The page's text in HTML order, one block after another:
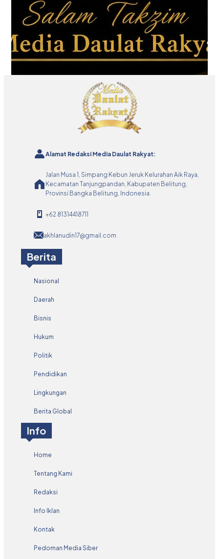
Alamat Redaksi Media Daulat Rakyat:
Jalan Musa 1, Simpang Kebun Jeruk Kelurahan Aik Raya,
Kecamatan Tanjungpandan, Kabupaten Belitung,
Provinsi Bangka Belitung, Indonesia.
+62 81314418711
akhlanudin17@gmail.com
Berita
Nasional
Daerah
Bisnis
Hukum
Politik
Pendidikan
Lingkungan
Berita Global
Info
Home
Tentang Kami
Redaksi
Info Iklan
Kontak
Pedoman Media Siber